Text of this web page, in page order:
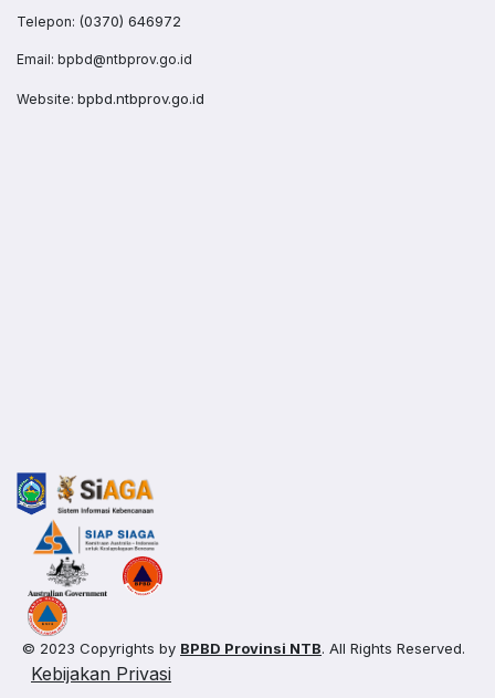
Telepon: (0370) 646972
Email: bpbd@ntbprov.go.id
Website: bpbd.ntbprov.go.id
© 2023 Copyrights by BPBD Provinsi NTB. All Rights Reserved.
Kebijakan Privasi